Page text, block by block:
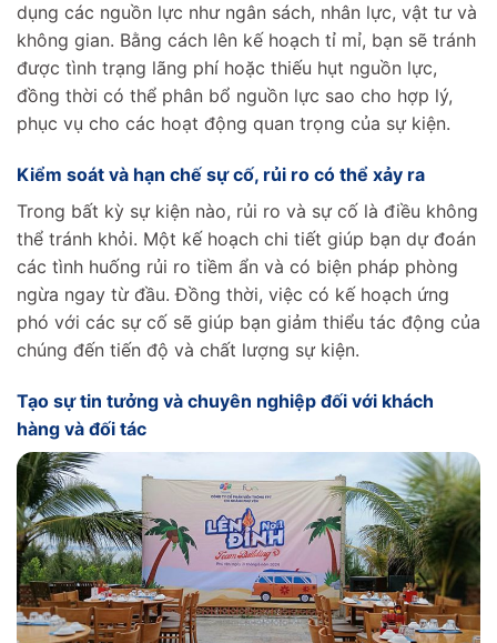
dụng các nguồn lực như ngân sách, nhân lực, vật tư và
không gian. Bằng cách lên kế hoạch tỉ mỉ, bạn sẽ tránh
được tình trạng lãng phí hoặc thiếu hụt nguồn lực,
đồng thời có thể phân bổ nguồn lực sao cho hợp lý,
phục vụ cho các hoạt động quan trọng của sự kiện.
Kiểm soát và hạn chế sự cố, rủi ro có thể xảy ra
Trong bất kỳ sự kiện nào, rủi ro và sự cố là điều không
thể tránh khỏi. Một kế hoạch chi tiết giúp bạn dự đoán
các tình huống rủi ro tiềm ẩn và có biện pháp phòng
ngừa ngay từ đầu. Đồng thời, việc có kế hoạch ứng
phó với các sự cố sẽ giúp bạn giảm thiểu tác động của
chúng đến tiến độ và chất lượng sự kiện.
Tạo sự tin tưởng và chuyên nghiệp đối với khách
hàng và đối tác